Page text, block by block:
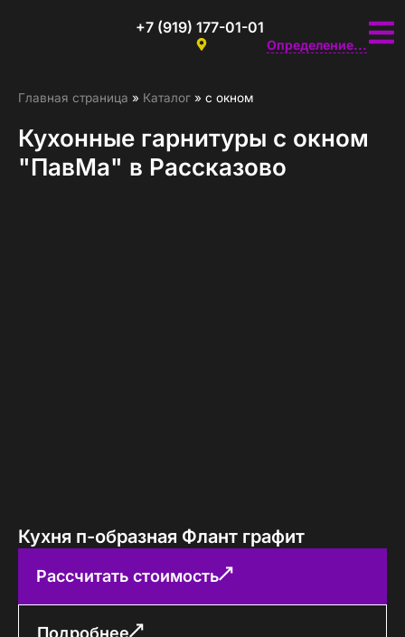
+7 (919) 177-01-01
Определение...
Главная страница » Каталог » с окном
Кухонные гарнитуры с окном
"ПавМа" в Рассказово
Кухня п-образная Флант графит
Рассчитать стоимость
Подробнее